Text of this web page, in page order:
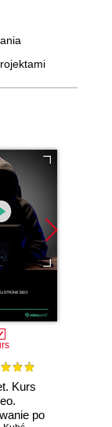
Kurs
po